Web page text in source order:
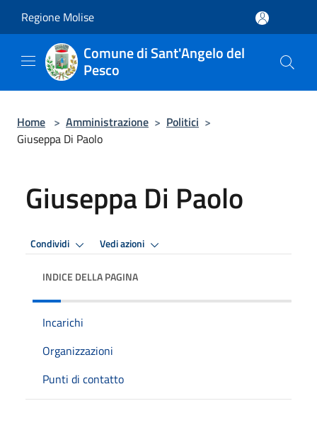
Regione Molise
Comune di Sant'Angelo del
Pesco
Home > Amministrazione > Politici >
Giuseppa Di Paolo
Giuseppa Di Paolo
Condividi Vedi azioni
INDICE DELLA PAGINA
Incarichi
Organizzazioni
Punti di contatto